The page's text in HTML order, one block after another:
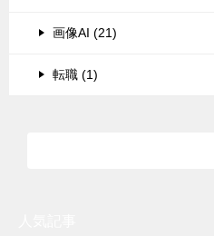
画像AI (21)
転職 (1)